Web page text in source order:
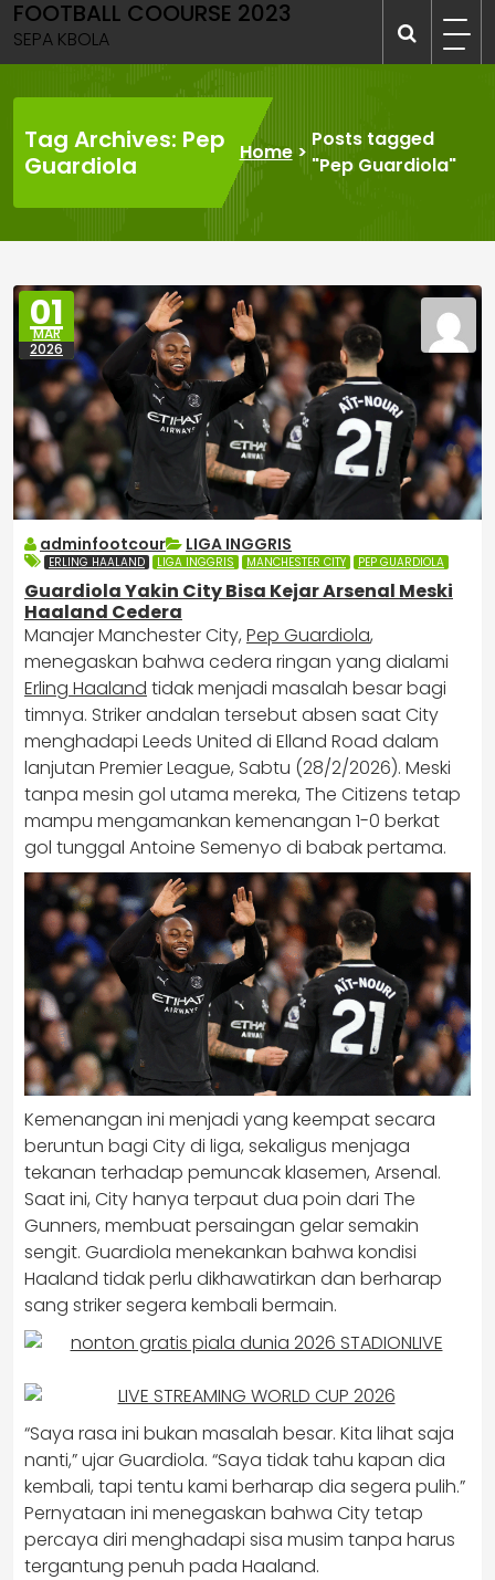
Skip
to
content
FOOTBALL COOURSE 2023
SEPA KBOLA
Tag Archives: Pep
Guardiola
Home>
Posts tagged
"Pep Guardiola"
01
MAR
2026
adminfootcour LIGA INGGRIS
ERLING HAALAND LIGA INGGRIS MANCHESTER CITY PEP GUARDIOLA
Guardiola Yakin City Bisa Kejar Arsenal Meski
Haaland Cedera
Manajer Manchester City, Pep Guardiola,
menegaskan bahwa cedera ringan yang dialami
Erling Haaland tidak menjadi masalah besar bagi
timnya. Striker andalan tersebut absen saat City
menghadapi Leeds United di Elland Road dalam
lanjutan Premier League, Sabtu (28/2/2026). Meski
tanpa mesin gol utama mereka, The Citizens tetap
mampu mengamankan kemenangan 1-0 berkat
gol tunggal Antoine Semenyo di babak pertama.
Kemenangan ini menjadi yang keempat secara
beruntun bagi City di liga, sekaligus menjaga
tekanan terhadap pemuncak klasemen, Arsenal.
Saat ini, City hanya terpaut dua poin dari The
Gunners, membuat persaingan gelar semakin
sengit. Guardiola menekankan bahwa kondisi
Haaland tidak perlu dikhawatirkan dan berharap
sang striker segera kembali bermain.
“Saya rasa ini bukan masalah besar. Kita lihat saja
nanti,” ujar Guardiola. “Saya tidak tahu kapan dia
kembali, tapi tentu kami berharap dia segera pulih.”
Pernyataan ini menegaskan bahwa City tetap
percaya diri menghadapi sisa musim tanpa harus
tergantung penuh pada Haaland.